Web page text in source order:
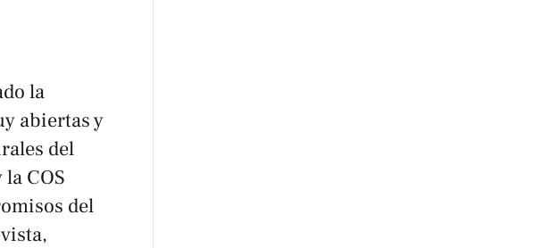
la
abiertas y
del
COS
del